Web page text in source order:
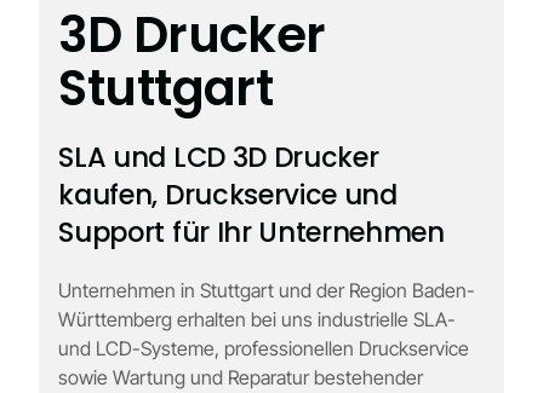
3D Drucker
Stuttgart
SLA und LCD 3D Drucker
kaufen, Druckservice und
Support für Ihr Unternehmen
Unternehmen in Stuttgart und der Region Baden-
Württemberg erhalten bei uns industrielle SLA-
und LCD-Systeme, professionellen Druckservice
sowie Wartung und Reparatur bestehender